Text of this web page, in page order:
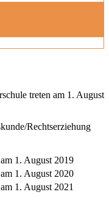
treten am 1. August
Rechtserziehung
am 1. August 2019
am 1. August 2020
am 1. August 2021